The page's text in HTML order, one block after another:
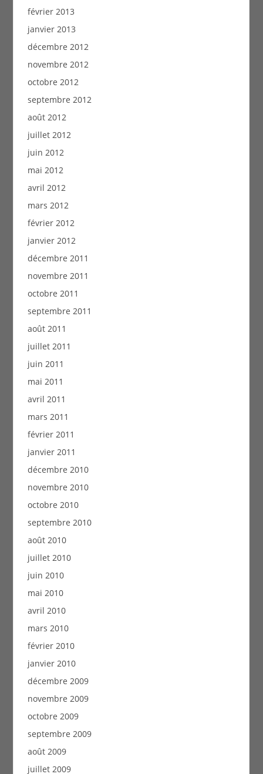
février 2013
janvier 2013
décembre 2012
novembre 2012
octobre 2012
septembre 2012
août 2012
juillet 2012
juin 2012
mai 2012
avril 2012
mars 2012
février 2012
janvier 2012
décembre 2011
novembre 2011
octobre 2011
septembre 2011
août 2011
juillet 2011
juin 2011
mai 2011
avril 2011
mars 2011
février 2011
janvier 2011
décembre 2010
novembre 2010
octobre 2010
septembre 2010
août 2010
juillet 2010
juin 2010
mai 2010
avril 2010
mars 2010
février 2010
janvier 2010
décembre 2009
novembre 2009
octobre 2009
septembre 2009
août 2009
juillet 2009